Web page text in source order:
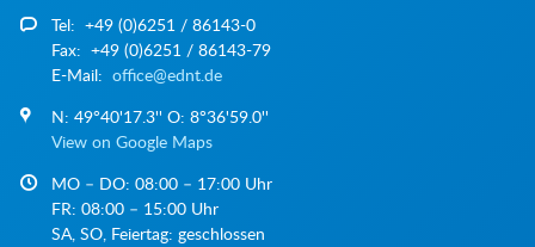
Tel: +49 (0)6251 / 86143-0
Fax: +49 (0)6251 / 86143-79
E-Mail: office@ednt.de
N: 49°40'17.3'' O: 8°36'59.0''
View on Google Maps
MO – DO: 08:00 – 17:00 Uhr
FR: 08:00 – 15:00 Uhr
SA, SO, Feiertag: geschlossen